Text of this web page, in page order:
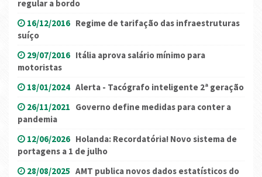
regular a bordo
16/12/2016 Regime de tarifação das infraestruturas
suíço
29/07/2016 Itália aprova salário mínimo para
motoristas
18/01/2024 Alerta - Tacógrafo inteligente 2ª geração
26/11/2021 Governo define medidas para conter a
pandemia
12/06/2026 Holanda: Recordatória! Novo sistema de
portagens a 1 de julho
28/08/2025 AMT publica novos dados estatísticos do